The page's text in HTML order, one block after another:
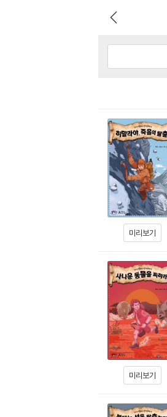
미리보기
미리보기